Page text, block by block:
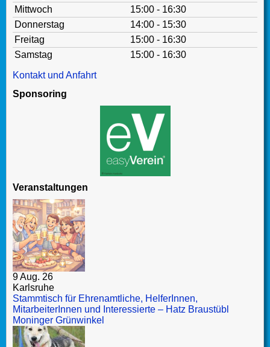
Mittwoch
15:00 - 16:30
Donnerstag
14:00 - 15:30
Freitag
15:00 - 16:30
Samstag
15:00 - 16:30
Kontakt und Anfahrt
Sponsoring
Veranstaltungen
9 Aug. 26
Karlsruhe
Stammtisch für Ehrenamtliche, HelferInnen,
MitarbeiterInnen und Interessierte – Hatz Braustübl
Moninger Grünwinkel